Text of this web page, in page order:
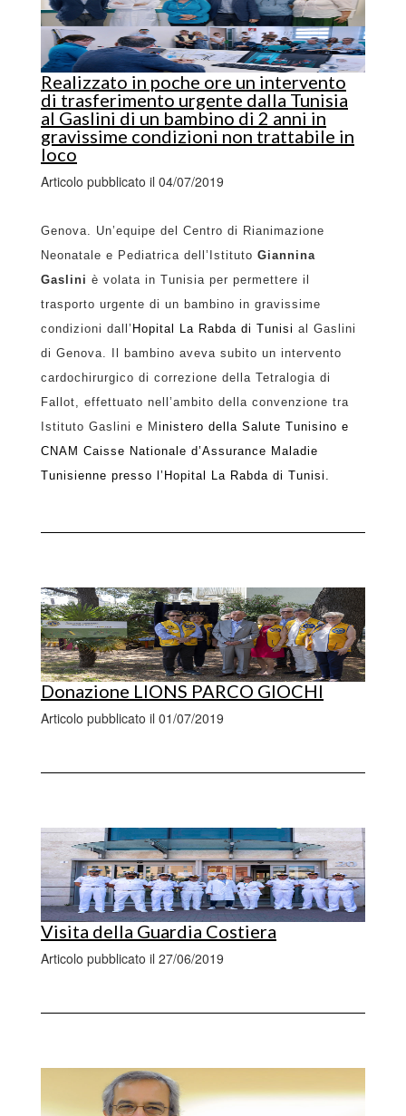
Realizzato in poche ore un intervento
di trasferimento urgente dalla Tunisia
al Gaslini di un bambino di 2 anni in
gravissime condizioni non trattabile in
loco
Articolo pubblicato il 04/07/2019
Genova. Un’equipe del Centro di Rianimazione
Neonatale e Pediatrica dell’Istituto Giannina
Gaslini è volata in Tunisia per permettere il
trasporto urgente di un bambino in gravissime
condizioni dall’ Hopital La Rabda di Tunisi al Gaslini
di Genova. Il bambino aveva subito un intervento
cardochirurgico di correzione della Tetralogia di
Fallot, effettuato nell’ambito della convenzione tra
Istituto Gaslini e Ministero della Salute Tunisino e
CNAM Caisse Nationale d’Assurance Maladie
Tunisienne presso l’Hopital La Rabda di Tunisi.
Donazione LIONS PARCO GIOCHI
Articolo pubblicato il 01/07/2019
Visita della Guardia Costiera
Articolo pubblicato il 27/06/2019